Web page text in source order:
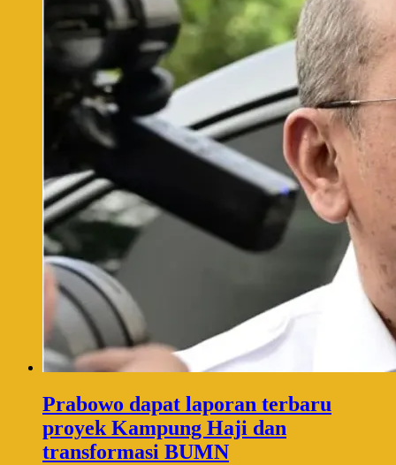
Prabowo dapat laporan terbaru
proyek Kampung Haji dan
transformasi BUMN